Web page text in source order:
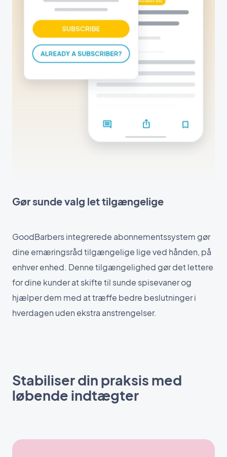
Gør sunde valg let tilgængelige
GoodBarbers integrerede abonnementssystem gør
dine ernæringsråd tilgængelige lige ved hånden, på
enhver enhed. Denne tilgængelighed gør det lettere
for dine kunder at skifte til sunde spisevaner og
hjælper dem med at træffe bedre beslutninger i
hverdagen uden ekstra anstrengelser.
Stabiliser din praksis med
løbende indtægter